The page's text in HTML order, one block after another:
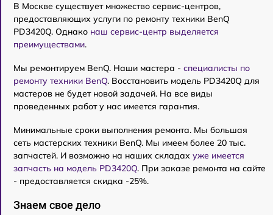
В Москве существует множество сервис-центров,
предоставляющих услуги по ремонту техники BenQ
PD3420Q. Однако наш сервис-центр выделяется
преимуществами.
Мы ремонтируем BenQ. Наши мастера - специалисты по
ремонту техники BenQ. Восстановить модель PD3420Q для
мастеров не будет новой задачей. На все виды
проведенных работ у нас имеется гарантия.
Минимальные сроки выполнения ремонта. Мы большая
сеть мастерских техники BenQ. Мы имеем более 20 тыс.
запчастей. И возможно на наших складах уже имеется
запчасть на модель PD3420Q. При заказе ремонта на сайте
- предоставляется скидка -25%.
Знаем свое дело